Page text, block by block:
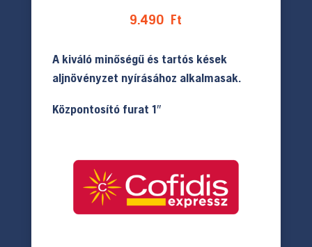
9.490 Ft
A kiváló minőségű és tartós kések
aljnövényzet nyírásához alkalmasak.
Központosító furat 1″